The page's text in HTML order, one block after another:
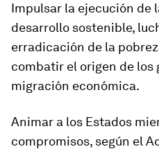
Impulsar la ejecución de
desarrollo sostenible,
erradicación de la
combatir el origen de los
migración económica.
Animar a los Estados
compromisos, según el